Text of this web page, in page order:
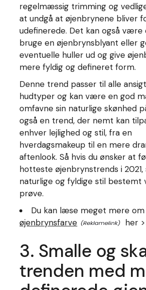
regelmæssig trimming og
at undgå at øjenbrynene bliver
udefinerede. Det kan også være
bruge en øjenbrynsblyant eller
eventuelle huller ud og give
mere fyldig og defineret form.
Denne trend passer til alle
hudtyper og kan være en god
omfavne sin naturlige skønhed
også en trend, der nemt kan
enhver lejlighed og stil, fra en
hverdagsmakeup til en mere
aftenlook. Så hvis du ønsker at
hotteste øjenbrynstrends i 2021,
naturlige og fyldige stil
prøve.
Du kan læse meget mere om
øjenbrynsfarve
her
3. Smalle og
trenden med